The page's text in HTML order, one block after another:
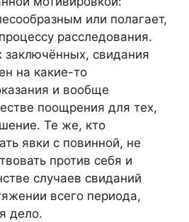
или полагает,
расследования.
заключённых, свидания
на какие-то
и вообще
поощрения для тех,
Те же, кто
явки с повинной, не
против себя и
случаев свиданий
всего периода,
дело.